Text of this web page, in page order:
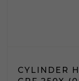
CYLINDER